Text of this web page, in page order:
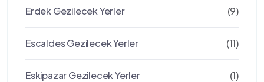
Erdek Gezilecek Yerler (9)
Escaldes Gezilecek Yerler (11)
Eskipazar Gezilecek Yerler (1)